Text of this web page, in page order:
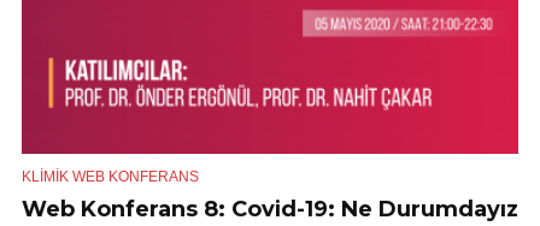
KLIMIK WEB KONFERANS
Web Konferans 8: Covid-19: Ne Durumdayız